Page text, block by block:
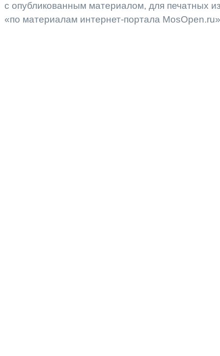
с опубликованным материалом, для печатных
«по материалам интернет-портала